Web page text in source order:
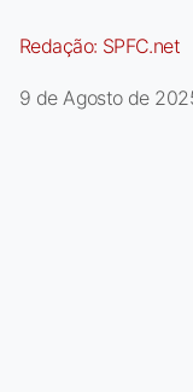
Redação: SPFC.net
9 de Agosto de